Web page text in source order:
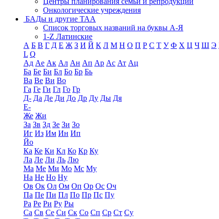
Онкологические учреждения
БАДы и другие ТАА
Список торговых названий на буквы А-Я
1-Z Латинские
А Б В Г Д Е Ж З И Й К Л М Н О П Р С Т У Ф Х Ц Ч Ш Э
L Q
Ад Ае Ак Ал Ан Ап Ар Ас Ат Ац
Ба Бе Би Бл Бо Бр Бь
Ва Ве Ви Во
Га Ге Ги Гл Го Гр
Д- Да Де Ди До Др Ду Ды Дя
Е-
Же Жи
За Зв Зд Зе Зи Зо
Иг Из Им Ин Ип
Йо
Ка Ке Ки Кл Ко Кр Ку
Ла Ле Ли Ль Лю
Ма Ме Ми Мо Мс Му
На Не Но Ну
Ов Ок Ол Ом Оп Ор Ос Оч
Па Пе Пи Пл По Пр Пс Пу
Ра Ре Ри Ру Ры
Са Св Се Си Ск Со Сп Ср Ст Су